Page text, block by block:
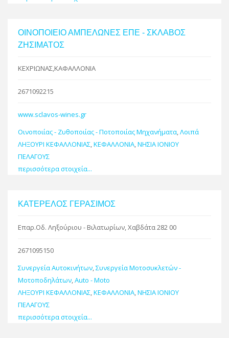
ΟΙΝΟΠΟΙΕΙΟ ΑΜΠΕΛΩΝΕΣ ΕΠΕ - ΣΚΛΑΒΟΣ
ΖΗΣΙΜΑΤΟΣ
ΚΕΧΡΙΩΝΑΣ,ΚΑΦΑΛΛΟΝΙΑ
2671092215
www.sclavos-wines.gr
Οινοποιίας - Ζυθοποιίας - Ποτοποιίας Μηχανήματα,Λοιπά
ΛΗΞΟΥΡΙ ΚΕΦΑΛΛΟΝΙΑΣ,ΚΕΦΑΛΛΟΝΙΑ,ΝΗΣΙΑ ΙΟΝΙΟΥ
ΠΕΛΑΓΟΥΣ
περισσότερα στοιχεία...
ΚΑΤΕΡΕΛΟΣ ΓΕΡΑΣΙΜΟΣ
Επαρ.Οδ. Ληξούριου - Βιλατωρίων, Χαβδάτα 282 00
2671095150
Συνεργεία Αυτοκινήτων,Συνεργεία Μοτοσυκλετών -
Μοτοποδηλάτων,Auto - Moto
ΛΗΞΟΥΡΙ ΚΕΦΑΛΛΟΝΙΑΣ,ΚΕΦΑΛΛΟΝΙΑ,ΝΗΣΙΑ ΙΟΝΙΟΥ
ΠΕΛΑΓΟΥΣ
περισσότερα στοιχεία...